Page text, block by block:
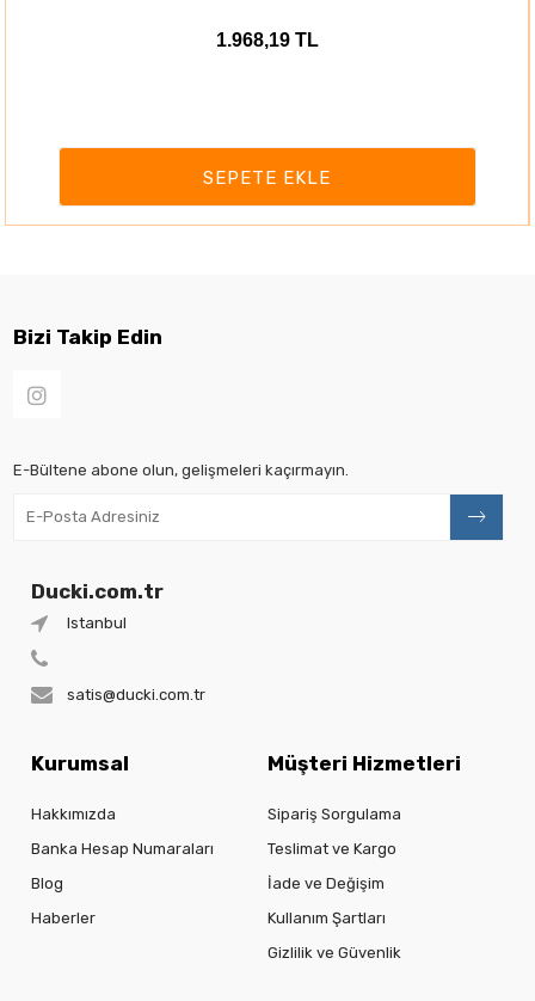
1.968,19 TL
SEPETE EKLE
Ducki.com.tr
Istanbul
satis@ducki.com.tr
Kurumsal
Hakkımızda
Banka Hesap Numaraları
Blog
Haberler
Müşteri Hizmetleri
Sipariş Sorgulama
Teslimat ve Kargo
İade ve Değişim
Kullanım Şartları
Gizlilik ve Güvenlik
Bizi Takip Edin
E-Bültene abone olun, gelişmeleri kaçırmayın.